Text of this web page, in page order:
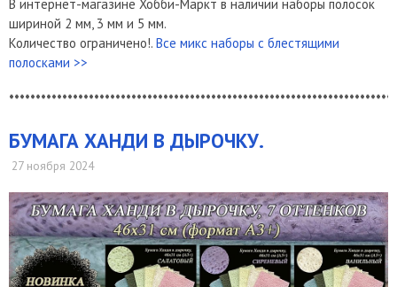
В интернет-магазине Хобби-Маркт в наличии наборы полосок
шириной 2 мм, 3 мм и 5 мм.
Количество ограничено!. Все микс наборы с блестящими
полосками >>
БУМАГА ХАНДИ В ДЫРОЧКУ.
27 ноября 2024